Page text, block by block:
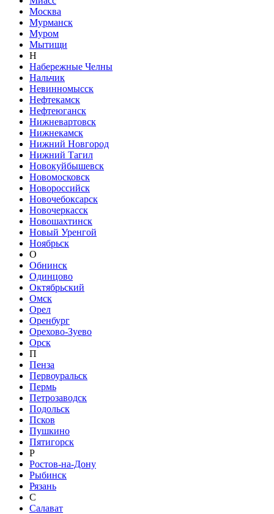
Москва
Мурманск
Муром
Мытищи
Н
Набережные Челны
Нальчик
Невинномысск
Нефтекамск
Нефтеюганск
Нижневартовск
Нижнекамск
Нижний Новгород
Нижний Тагил
Новокуйбышевск
Новомосковск
Новороссийск
Новочебоксарск
Новочеркасск
Новошахтинск
Новый Уренгой
Ноябрьск
О
Обнинск
Одинцово
Октябрьский
Омск
Орел
Оренбург
Орехово-Зуево
Орск
П
Пенза
Первоуральск
Пермь
Петрозаводск
Подольск
Псков
Пушкино
Пятигорск
Р
Ростов-на-Дону
Рыбинск
Рязань
С
Салават